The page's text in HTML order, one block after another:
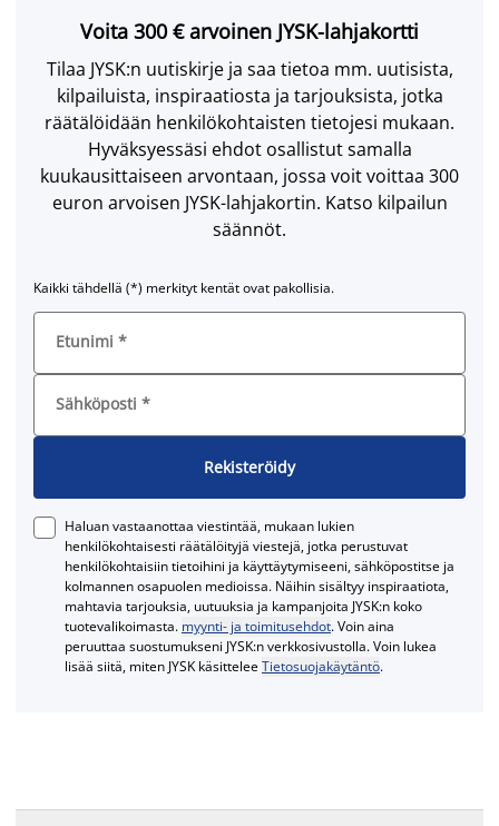
Voita 300 € arvoinen JYSK-lahjakortti
Tilaa JYSK:n uutiskirje ja saa tietoa mm. uutisista,
kilpailuista, inspiraatiosta ja tarjouksista, jotka
räätälöidään henkilökohtaisten tietojesi mukaan.
Hyväksyessäsi ehdot osallistut samalla
kuukausittaiseen arvontaan, jossa voit voittaa 300
euron arvoisen JYSK-lahjakortin. Katso kilpailun
säännöt.
Kaikki tähdellä (*) merkityt kentät ovat pakollisia.
Etunimi *
Sähköposti *
Rekisteröidy
Haluan vastaanottaa viestintää, mukaan lukien
henkilökohtaisesti räätälöityjä viestejä, jotka perustuvat
henkilökohtaisiin tietoihini ja käyttäytymiseeni, sähköpostitse ja
kolmannen osapuolen medioissa. Näihin sisältyy inspiraatiota,
mahtavia tarjouksia, uutuuksia ja kampanjoita JYSK:n koko
tuotevalikoimasta. myynti- ja toimitusehdot. Voin aina
peruuttaa suostumukseni JYSK:n verkkosivustolla. Voin lukea
lisää siitä, miten JYSK käsitteleeTietosuojakäytäntö.